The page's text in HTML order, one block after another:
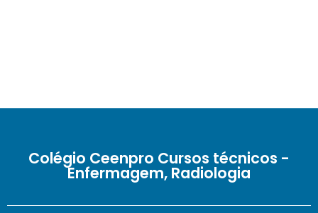
Colégio Ceenpro Cursos técnicos -
Enfermagem, Radiologia